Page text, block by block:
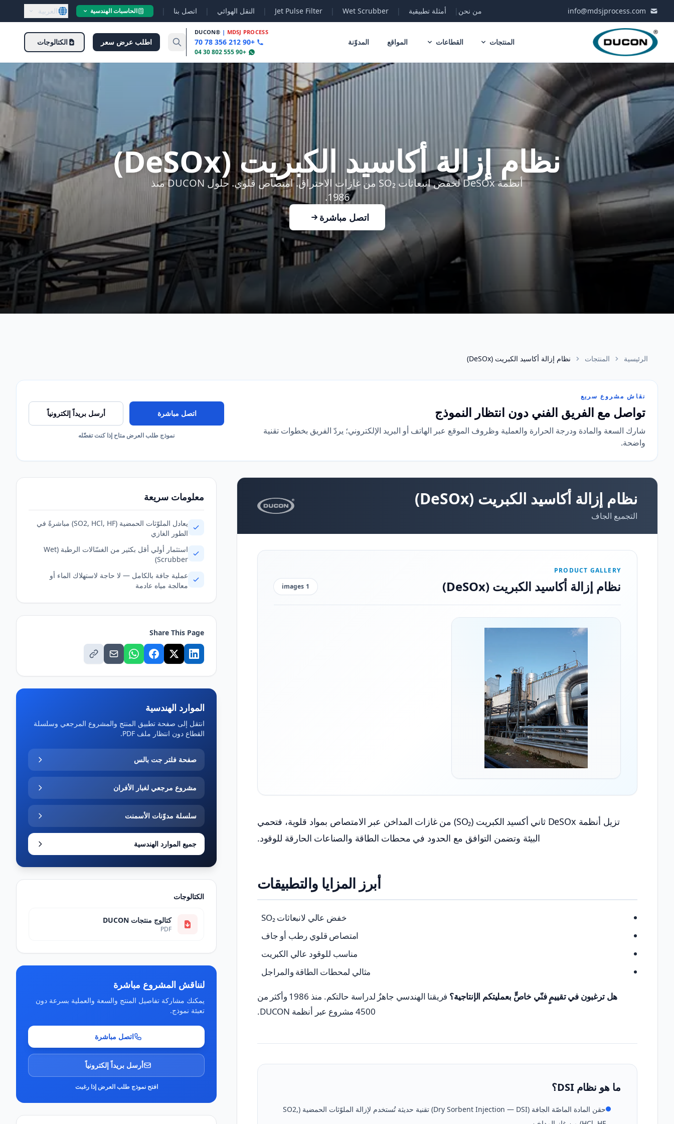
info@mdsjprocess.com من نحن | أمثلة تطبيقية |
Wet Scrubber
|
Jet Pulse Filter
| النقل الهوائي | اتصل بنا | الحاسبات الهندسية العربية
المنتجات القطاعات المواقع المدوّنة
DUCON® | MDSJ PROCESS
+90 212 356 78 70
+90 555 802 30 04
اطلب عرض سعر الكتالوجات
نظام إزالة أكاسيد الكبريت (DeSOx)
أنظمة DeSOx لخفض انبعاثات SO₂ من غازات الاحتراق. امتصاص قلوي. حلول DUCON منذ
1986.
اتصل مباشرة
الرئيسية المنتجات نظام إزالة أكاسيد الكبريت (DeSOx)
نقاش مشروع سريع
تواصل مع الفريق الفني دون انتظار النموذج
شارك السعة والمادة ودرجة الحرارة والعملية وظروف الموقع عبر الهاتف أو البريد الإلكتروني؛ يردّ الفريق بخطوات تقنية
واضحة.
اتصل مباشرة أرسل بريداً إلكترونياً
نموذج طلب العرض متاح إذا كنت تفضّله
نظام إزالة أكاسيد الكبريت (DeSOx)
التجميع الجاف
PRODUCT GALLERY
نظام إزالة أكاسيد الكبريت (DeSOx) 1
images
تزيل أنظمة DeSOx ثاني أكسيد الكبريت (SO₂) من غازات المداخن عبر الامتصاص بمواد قلوية، فتحمي
البيئة وتضمن التوافق مع الحدود في محطات الطاقة والصناعات الحارقة للوقود.
أبرز المزايا والتطبيقات
خفض عالي لانبعاثات SO₂
امتصاص قلوي رطب أو جاف
مناسب للوقود عالي الكبريت
مثالي لمحطات الطاقة والمراجل
هل ترغبون في تقييمٍ فنّي خاصٍّ بعمليتكم الإنتاجية؟
فريقنا الهندسي جاهزٌ لدراسة حالتكم. منذ 1986 وأكثر من
4500 مشروع عبر أنظمة DUCON.
ما هو نظام DSI؟
حقن المادة الماصّة الجافة (Dry Sorbent Injection — DSI) تقنية حديثة تُستخدم لإزالة الملوّثات الحمضية (SO2,
معلومات سريعة
يعادل الملوّثات الحمضية (SO2, HCl, HF) مباشرةً في
الطور الغازي
استثمار أولي أقل بكثير من الغسّالات الرطبة (Wet
Scrubber)
عملية جافة بالكامل — لا حاجة لاستهلاك الماء أو
معالجة مياه عادمة
Share This Page
الموارد الهندسية
انتقل إلى صفحة تطبيق المنتج والمشروع المرجعي وسلسلة
القطاع دون انتظار ملف PDF.
صفحة فلتر جت بالس
مشروع مرجعي لغبار الأفران
سلسلة مدوّنات الأسمنت
جميع الموارد الهندسية
الكتالوجات
كتالوج منتجات DUCON
PDF
لنناقش المشروع مباشرة
يمكنك مشاركة تفاصيل المنتج والسعة والعملية بسرعة دون
تعبئة نموذج.
اتصل مباشرة
أرسل بريداً إلكترونياً
افتح نموذج طلب العرض إذا رغبت